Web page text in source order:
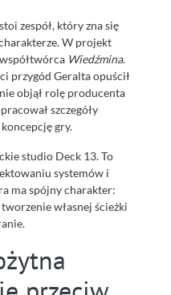
stoi zespół, który zna się
W projekt
Wiedźmina.
przygód Geralta opuścił
objął rolę producenta
szczegóły
gry.
studio Deck 13. To
systemów i
ma spójny charakter:
własnej ścieżki